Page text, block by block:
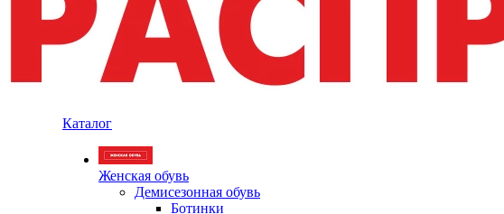
Каталог
Женская обувь
Демисезонная обувь
Ботинки